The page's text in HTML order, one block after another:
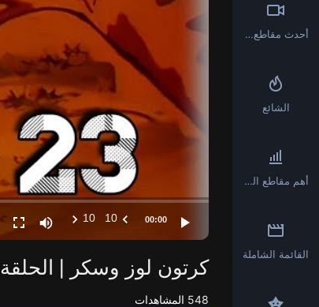
00:00
10
10
كرتون لوز وسكر | الحلقة 23 | بدون موسيقى - جودة عالية 1080
548 المشاهدات
أحدث مقاطع الفيديو
الشائع
أهم مقاطع الفيديو
القائمة الشاملة